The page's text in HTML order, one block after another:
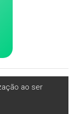
ao ser